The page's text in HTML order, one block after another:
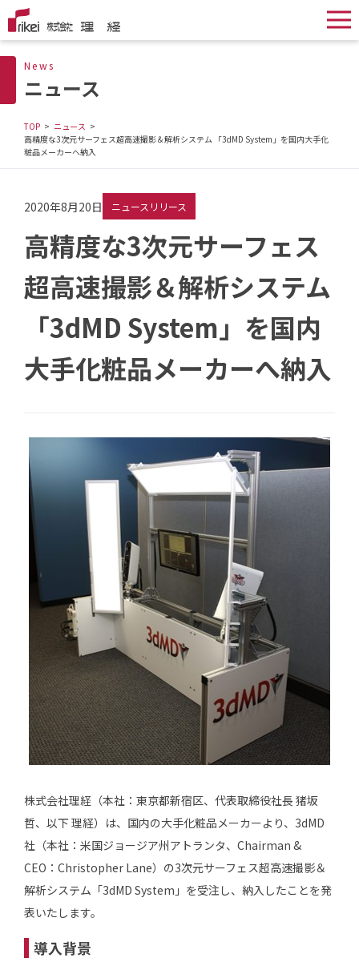
News
ニュース
TOP
ニュース
高精度な3次元サーフェス超高速撮影＆解析システム 「3dMD System」を国内大手化
粧品メーカーへ納入
2020年8月20日 ニュースリリース
高精度な3次元サーフェス
超高速撮影＆解析システム
「3dMD System」を国内
大手化粧品メーカーへ納入
株式会社理経（本社：東京都新宿区、代表取締役社長 猪坂
哲、以下 理経）は、国内の大手化粧品メーカーより、3dMD
社（本社：米国ジョージア州アトランタ、Chairman &
CEO：Christopher Lane）の3次元サーフェス超高速撮影＆
解析システム「3dMD System」を受注し、納入したことを発
表いたします。
導入背景